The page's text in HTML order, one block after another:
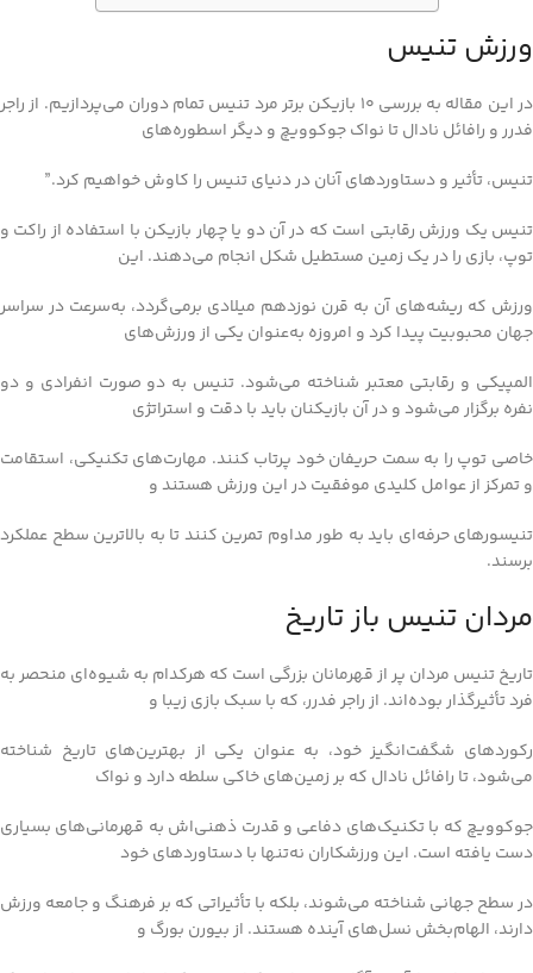
ورزش تنیس
در این مقاله به بررسی 10 بازیکن برتر مرد تنیس تمام دوران می‌پردازیم. از راجر
فدرر و رافائل نادال تا نواک جوکوویچ و دیگر اسطوره‌های
تنیس، تأثیر و دستاوردهای آنان در دنیای تنیس را کاوش خواهیم کرد.”
تنیس یک ورزش رقابتی است که در آن دو یا چهار بازیکن با استفاده از راکت و
توپ، بازی را در یک زمین مستطیل شکل انجام می‌دهند. این
ورزش که ریشه‌های آن به قرن نوزدهم میلادی برمی‌گردد، به‌سرعت در سراسر
جهان محبوبیت پیدا کرد و امروزه به‌عنوان یکی از ورزش‌های
المپیکی و رقابتی معتبر شناخته می‌شود. تنیس به دو صورت انفرادی و دو
نفره برگزار می‌شود و در آن بازیکنان باید با دقت و استراتژی
خاصی توپ را به سمت حریفان خود پرتاب کنند. مهارت‌های تکنیکی، استقامت
و تمرکز از عوامل کلیدی موفقیت در این ورزش هستند و
تنیسورهای حرفه‌ای باید به طور مداوم تمرین کنند تا به بالاترین سطح عملکرد
برسند.
مردان تنیس باز تاریخ
تاریخ تنیس مردان پر از قهرمانان بزرگی است که هرکدام به شیوه‌ای منحصر به
فرد تأثیرگذار بوده‌اند. از راجر فدرر، که با سبک بازی زیبا و
رکوردهای شگفت‌انگیز خود، به عنوان یکی از بهترین‌های تاریخ شناخته
می‌شود، تا رافائل نادال که بر زمین‌های خاکی سلطه دارد و نواک
جوکوویچ که با تکنیک‌های دفاعی و قدرت ذهنی‌اش به قهرمانی‌های بسیاری
دست یافته است. این ورزشکاران نه‌تنها با دستاوردهای خود
در سطح جهانی شناخته می‌شوند، بلکه با تأثیراتی که بر فرهنگ و جامعه ورزش
دارند، الهام‌بخش نسل‌های آینده هستند. از بیورن بورگ و